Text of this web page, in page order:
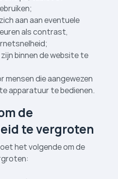
aan aan eventuele
als contrast,
binnen de website te
mensen die aangewezen
apparatuur te bedienen.
de
te vergroten
het volgende om de